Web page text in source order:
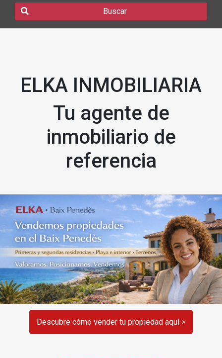
Buscar
ELKA INMOBILIARIA
Tu agente de
inmobiliario de
referencia
Descubre cómo vender tu propiedad aquí >